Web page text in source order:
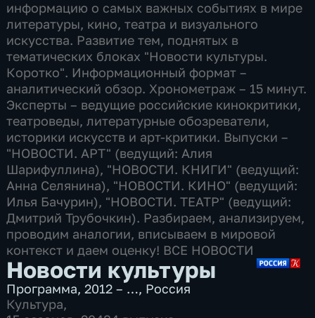
информацию о самых важных событиях в мире
литературы, кино, театра и визуального
искусства. Развитие тем, поднятых в
тематических блоках "Новости культуры.
Коротко". Информационный формат –
аналитический обзор. Хронометраж – 15 минут.
Эксперты – ведущие российские кинокритики,
театроведы, литературные обозреватели,
историки искусств и арт-критики. Выпуски –
"НОВОСТИ. АРТ" (ведущий: Алия
Шарифуллина), "НОВОСТИ. КНИГИ" (ведущий:
Анна Селянина), "НОВОСТИ. КИНО" (ведущий:
Илья Бачурин), "НОВОСТИ. ТЕАТР" (ведущий:
Дмитрий Трубочкин). Разбираем, анализируем,
проводим аналогии, вписываем в мировой
контекст и даем оценку! ВСЕ НОВОСТИ
Новости культуры
Программа,2012 – …, Россия
Культура,